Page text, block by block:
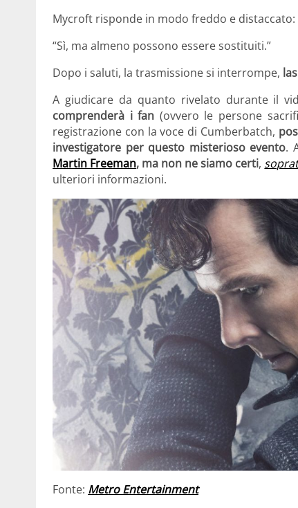
Mycroft risponde in modo freddo e distaccato:
“Sì, ma almeno possono essere sostituiti.”
Dopo i saluti, la trasmissione si interrompe,
A giudicare da quanto rivelato durante il
comprenderà i fan (ovvero le persone
registrazione con la voce di Cumberbatch,
investigatore per questo misterioso evento.
Martin Freeman, ma non ne siamo certi,
ulteriori informazioni.
Fonte: Metro Entertainment